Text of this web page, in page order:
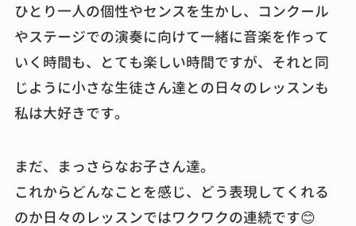
ひとり一人の個性やセンスを生かし、コンクール
やステージでの演奏に向けて一緒に音楽を作って
いく時間も、とても楽しい時間ですが、それと同
じように小さな生徒さん達との日々のレッスンも
私は大好きです。
まだ、まっさらなお子さん達。
これからどんなことを感じ、どう表現してくれる
のか日々のレッスンではワクワクの連続です😊